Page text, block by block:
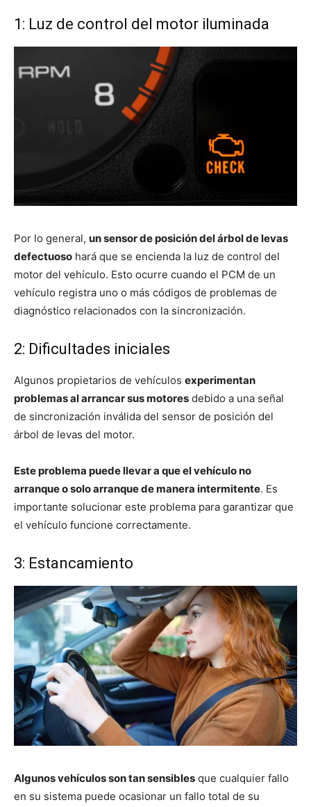
1: Luz de control del motor iluminada
Por lo general, un sensor de posición del árbol de levas
defectuoso hará que se encienda la luz de control del
motor del vehículo. Esto ocurre cuando el PCM de un
vehículo registra uno o más códigos de problemas de
diagnóstico relacionados con la sincronización.
2: Dificultades iniciales
Algunos propietarios de vehículos experimentan
problemas al arrancar sus motores debido a una señal
de sincronización inválida del sensor de posición del
árbol de levas del motor.
Este problema puede llevar a que el vehículo no
arranque o solo arranque de manera intermitente. Es
importante solucionar este problema para garantizar que
el vehículo funcione correctamente.
3: Estancamiento
Algunos vehículos son tan sensibles que cualquier fallo
en su sistema puede ocasionar un fallo total de su